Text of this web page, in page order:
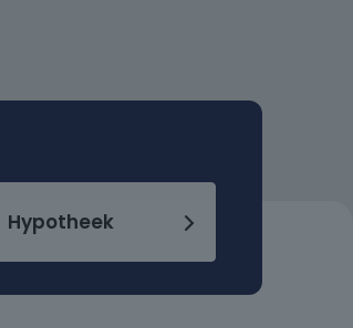
Hypotheek